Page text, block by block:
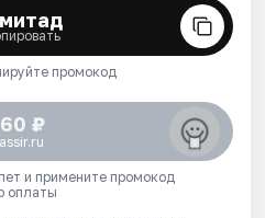
промокод
₽
и примените промокод
оплаты